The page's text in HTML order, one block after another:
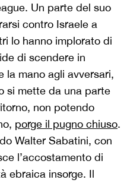
Un parte del suo
contro Israele a
lo hanno implorato di
di scendere in
la mano agli avversari,
si mette da una parte
non potendo
porge il pugno chiuso.
Walter Sabatini, con
l’accostamento di
ebraica insorge. Il